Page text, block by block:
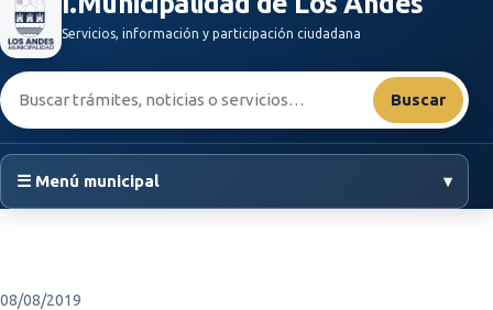
Servicios, información y participación ciudadana
Buscar:
Buscar
☰ Menú municipal ▾
08/08/2019